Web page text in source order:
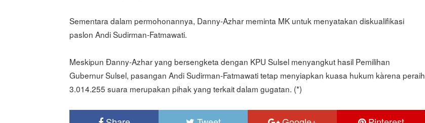
Sementara dalam permohonannya, Danny-Azhar meminta MK untuk menyatakan diskualifikasi
paslon Andi Sudirman-Fatmawati.
Meskipun Ðanny-Azhar yang bersengketa dengan KPU Sulsel menyangkut hasil Pemilihan
Gubernur Sulsel, pasangan Andi Sudirman-Fatmawati tetap menyiapkan kuasa hukum kàrena peraih
3.014.255 suara merupakan pihak yang terkait dalam gugatan. (*)